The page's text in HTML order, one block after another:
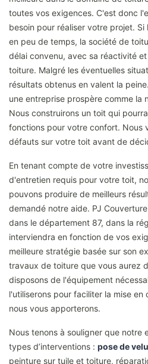
toutes vos exigences. C'est donc
besoin pour réaliser votre projet.
en peu de temps, la société de
délai convenu, avec sa réactivité
toiture. Malgré les éventuelles
résultats obtenus en valent la
une entreprise prospère comme la
Nous construirons un toit qui
fonctions pour votre confort. Nous
défauts sur votre toit avant de
En tenant compte de votre
d'entretien requis pour votre toit,
pouvons produire de meilleurs
demandé notre aide. PJ
dans le département 87, dans la
interviendra en fonction de vos
meilleure stratégie basée sur son
travaux de toiture que vous aurez
disposons de l'équipement
l'utiliserons pour faciliter la mise
nous vous apporterons.
Nous tenons à souligner que notre
types d’interventions : pose de
peinture sur tuile et toiture,